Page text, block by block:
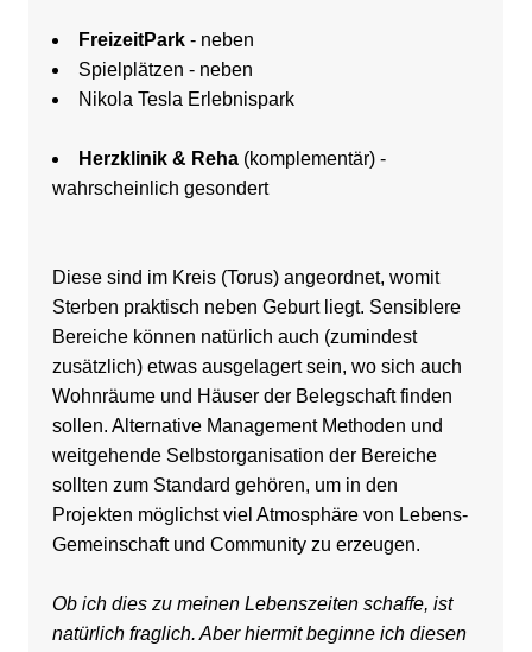
FreizeitPark- neben
Spielplätzen - neben
Nikola Tesla Erlebnispark
Herzklinik & Reha(komplementär) -
wahrscheinlich gesondert
Diese sind im Kreis (Torus) angeordnet, womit
Sterben praktisch neben Geburt liegt. Sensiblere
Bereiche können natürlich auch (zumindest
zusätzlich) etwas ausgelagert sein, wo sich auch
Wohnräume und Häuser der Belegschaft finden
sollen. Alternative Management Methoden und
weitgehende Selbstorganisation der Bereiche
sollten zum Standard gehören, um in den
Projekten möglichst viel Atmosphäre von Lebens-
Gemeinschaft und Community zu erzeugen.
Ob ich dies zu meinen Lebenszeiten schaffe, ist
natürlich fraglich. Aber hiermit beginne ich diesen